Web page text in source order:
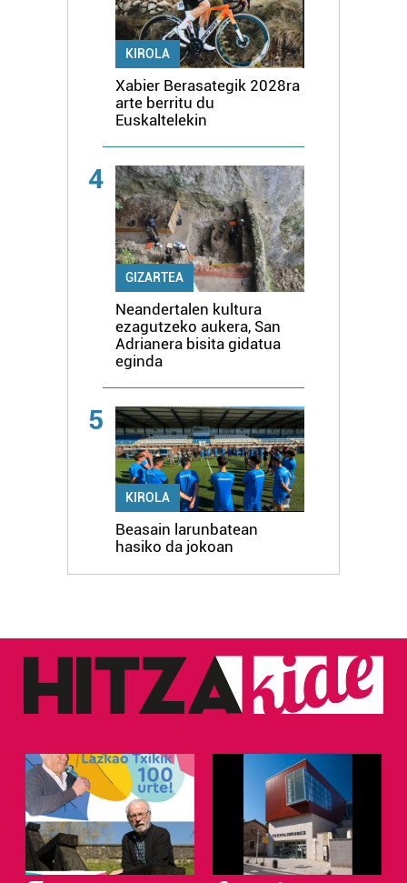
KIROLA
Xabier Berasategik 2028ra
arte berritu du
Euskaltelekin
4
GIZARTEA
Neandertalen kultura
ezagutzeko aukera, San
Adrianera bisita gidatua
eginda
5
KIROLA
Beasain larunbatean
hasiko da jokoan